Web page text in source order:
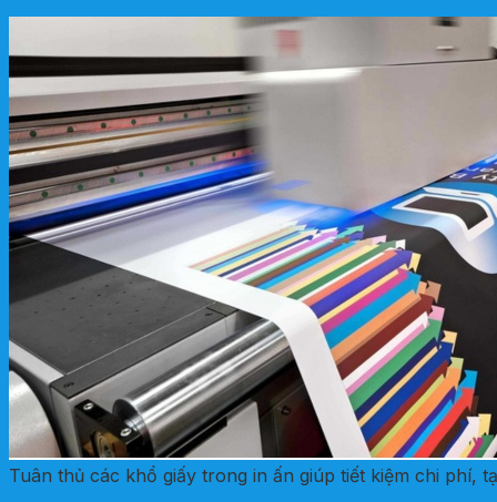
Tuân thủ các khổ giấy trong in ấn giúp tiết kiệm chi phí,